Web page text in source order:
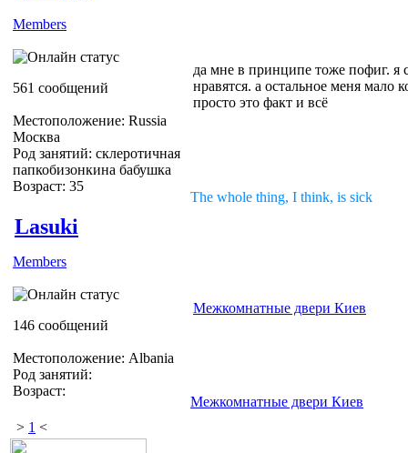
Members
561 сообщений
Местоположение: Russia
Москва
Род занятий: склеротичная
папкобизонкина бабушка
Возраст: 35
да мне в принципе тоже пофиг.
нравятся. а остальное меня
просто это факт и всё
The whole thing, I think, is sick
Lasuki
Members
146 сообщений
Местоположение: Albania
Род занятий:
Возраст:
Межкомнатные двери Киев
Межкомнатные двери Киев
> 1 <